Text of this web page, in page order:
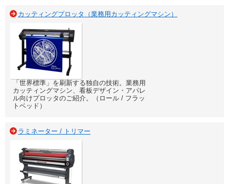
カッティングプロッタ（業務用カッティングマシン）
「世界標準」を刷新する独自の技術。業務用
カッティングマシン、看板デザイン・アパレ
ル向けプロッタのご紹介。（ロール / フラッ
トベッド）
ラミネーター / トリマー